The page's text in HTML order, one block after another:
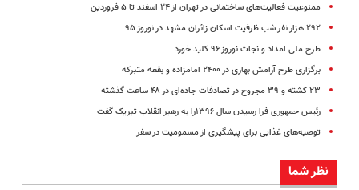
ممنوعیت فعالیت‌های ساختمانی در تهران از ۲۴ اسفند تا ۵ فروردین
۲۹۲ هزار نفر شب ظرفیت اسکان زائران مشهد در نوروز ۹۵
طرح ملی امداد و نجات نوروز ۹۶ کلید خورد
برگزاری طرح آرامش بهاری در ۲۴۰۰ امامزاده و بقعه متبرکه
۲۳ کشته و ۳۹ مجروح در تصادفات جاده‌ای در ۴۸ ساعت گذشته
رئیس جمهوری فرا رسیدن سال ۱۳۹۶را به رهبر انقلاب تبریک گفت
توصیه‌های غذایی برای پیشگیری از مسمومیت در سفر
نظر شما